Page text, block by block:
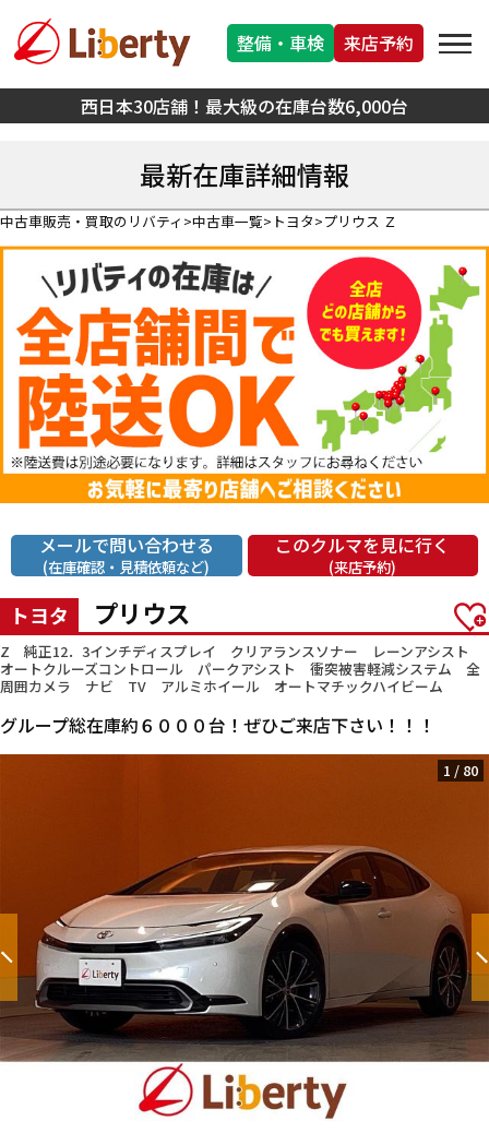
西日本30店舗！最大級の在庫台数6,000台
整備・車検 来店予約
最新在庫詳細情報
中古車販売・買取のリバティ 中古車一覧 トヨタ プリウス Ｚ
メールで問い合わせる
(在庫確認・見積依頼など)
このクルマを見に行く
(来店予約)
トヨタ プリウス
Z 純正12．3インチディスプレイ クリアランスソナー レーンアシスト
オートクルーズコントロール パークアシスト 衝突被害軽減システム 全
周囲カメラ ナビ TV アルミホイール オートマチックハイビーム
グループ総在庫約６０００台！ぜひご来店下さい！！！
1 / 80